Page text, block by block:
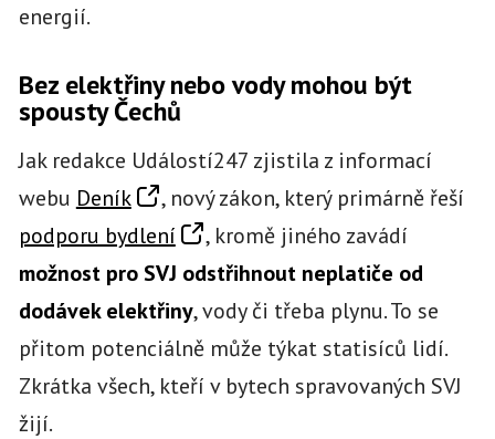
energií.
Bez elektřiny nebo vody mohou být
spousty Čechů
Jak redakce Událostí247 zjistila z informací
webu Deník
, nový zákon, který primárně řeší
podporu bydlení
, kromě jiného zavádí
možnost pro SVJ odstřihnout neplatiče od
dodávek elektřiny, vody či třeba plynu. To se
přitom potenciálně může týkat statisíců lidí.
Zkrátka všech, kteří v bytech spravovaných SVJ
žijí.